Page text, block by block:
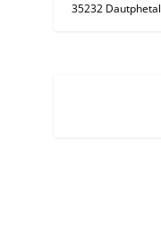
35232 Dautphetal